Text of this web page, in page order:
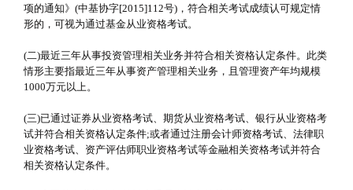
项的通知》(中基协字[2015]112号)，符合相关考试成绩认可规定情
形的，可视为通过基金从业资格考试。
(二)最近三年从事投资管理相关业务并符合相关资格认定条件。此类
情形主要指最近三年从事资产管理相关业务，且管理资产年均规模
1000万元以上。
(三)已通过证券从业资格考试、期货从业资格考试、银行从业资格考
试并符合相关资格认定条件;或者通过注册会计师资格考试、法律职
业资格考试、资产评估师职业资格考试等金融相关资格考试并符合
相关资格认定条件。